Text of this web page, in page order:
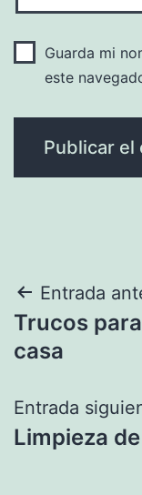
Guarda mi
este
de
Entrada
Trucos
casa
Entrada
Limpieza